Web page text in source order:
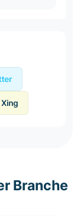
Branche